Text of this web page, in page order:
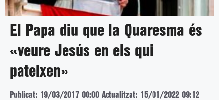
El Papa diu que la Quaresma és
«veure Jesús en els qui
pateixen»
Publicat: 19/03/2017 00:00 Actualitzat: 15/01/2022 09:12